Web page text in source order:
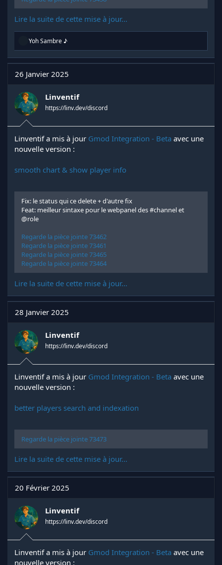
Lire la suite de cette mise à jour...
R
a
c
t
i
n
s
:
Yoh Sambre ♪
26 Janvier 2025
Linventif
https://linv.dev/discord
Linventif a mis à jour Gmod Integration - Beta avec une
nouvelle version :
smooth chart & show player info
Fix: le status qui ce delete + d'autre fix
Feat: meilleur sintaxe pour le webpanel des #channel et
@role
Regarde la pièce jointe 73462
Regarde la pièce jointe 73461
Regarde la pièce jointe 73465
Regarde la pièce jointe 73464
Lire la suite de cette mise à jour...
28 Janvier 2025
Linventif
https://linv.dev/discord
Linventif a mis à jour Gmod Integration - Beta avec une
nouvelle version :
better players search and indexation
Regarde la pièce jointe 73473
Lire la suite de cette mise à jour...
20 Février 2025
Linventif
https://linv.dev/discord
Linventif a mis à jour Gmod Integration - Beta avec une
nouvelle version :